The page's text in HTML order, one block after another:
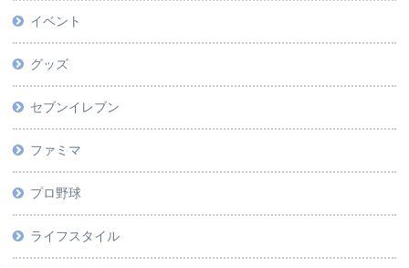
イベント
グッズ
セブンイレブン
ファミマ
プロ野球
ライフスタイル